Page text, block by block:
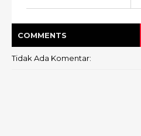
COMMENTS
Tidak Ada Komentar: